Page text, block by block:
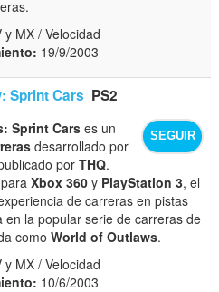
y MX / Velocidad
19/9/2003
Sprint Cars PS2
SEGUIR
Sprint Cars es un
desarrollado por
porTHQ.
paraXbox 360 y PlayStation 3, el
de carreras en pistas
en la popular serie de carreras de
comoWorld of Outlaws.
y MX / Velocidad
10/6/2003